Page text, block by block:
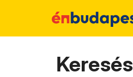
Keresés